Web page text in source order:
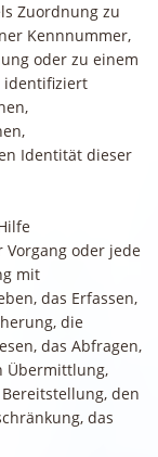
Zuordnung zu
Kennnummer,
oder zu einem
identifiziert
Identität dieser
oder jede
mit
das Erfassen,
die
das Abfragen,
Übermittlung,
den
das